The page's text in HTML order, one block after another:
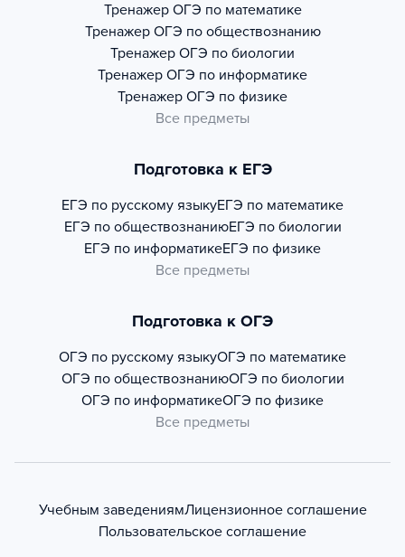
Тренажер ОГЭ по математике
Тренажер ОГЭ по обществознанию
Тренажер ОГЭ по биологии
Тренажер ОГЭ по информатике
Тренажер ОГЭ по физике
Все предметы
Подготовка к ЕГЭ
ЕГЭ по русскому языкуЕГЭ по математике
ЕГЭ по обществознаниюЕГЭ по биологии
ЕГЭ по информатикеЕГЭ по физике
Все предметы
Подготовка к ОГЭ
ОГЭ по русскому языкуОГЭ по математике
ОГЭ по обществознаниюОГЭ по биологии
ОГЭ по информатикеОГЭ по физике
Все предметы
Учебным заведениямЛицензионное соглашение
Пользовательское соглашение